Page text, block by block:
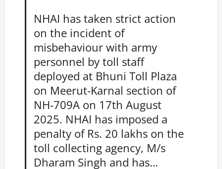
NHAI has taken strict action
on the incident of
misbehaviour with army
personnel by toll staff
deployed at Bhuni Toll Plaza
on Meerut-Karnal section of
NH-709A on 17th August
2025. NHAI has imposed a
penalty of Rs. 20 lakhs on the
toll collecting agency, M/s
Dharam Singh and has…